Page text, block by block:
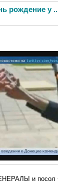
рождение у
и